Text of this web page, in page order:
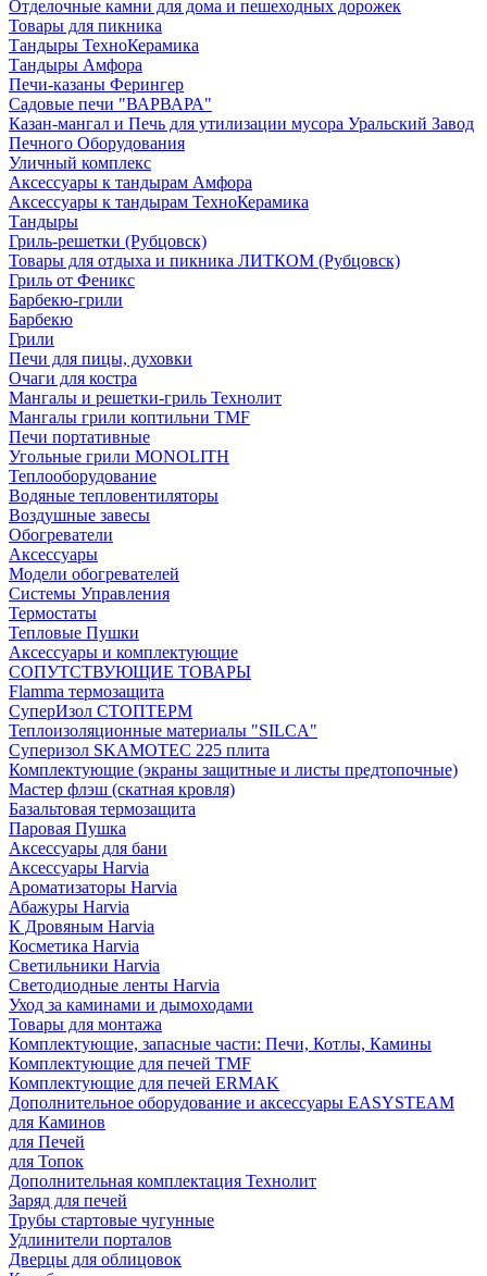
Отделочные камни для дома и пешеходных дорожек
Товары для пикника
Тандыры ТехноКерамика
Тандыры Амфора
Печи-казаны Ферингер
Садовые печи "ВАРВАРА"
Казан-мангал и Печь для утилизации мусора Уральский Завод
Печного Оборудования
Уличный комплекс
Аксессуары к тандырам Амфора
Аксессуары к тандырам ТехноКерамика
Тандыры
Гриль-решетки (Рубцовск)
Товары для отдыха и пикника ЛИТКОМ (Рубцовск)
Гриль от Феникс
Барбекю-грили
Барбекю
Грили
Печи для пицы, духовки
Очаги для костра
Мангалы и решетки-гриль Технолит
Мангалы грили коптильни TMF
Печи портативные
Угольные грили MONOLITH
Теплооборудование
Водяные тепловентиляторы
Воздушные завесы
Обогреватели
Аксессуары
Модели обогревателей
Системы Управления
Термостаты
Тепловые Пушки
Аксессуары и комплектующие
СОПУТСТВУЮЩИЕ ТОВАРЫ
Flamma термозащита
СуперИзол СТОПТЕРМ
Теплоизоляционные материалы "SILCA"
Суперизол SKAMOTEC 225 плита
Комплектующие (экраны защитные и листы предтопочные)
Мастер флэш (скатная кровля)
Базальтовая термозащита
Паровая Пушка
Аксессуары для бани
Аксессуары Harvia
Ароматизаторы Harvia
Абажуры Harvia
К Дровяным Harvia
Косметика Harvia
Светильники Harvia
Светодиодные ленты Harvia
Уход за каминами и дымоходами
Товары для монтажа
Комплектующие, запасные части: Печи, Котлы, Камины
Комплектующие для печей TMF
Комплектующие для печей ERMAK
Дополнительное оборудование и аксессуары EASYSTEAM
для Каминов
для Печей
для Топок
Дополнительная комплектация Технолит
Заряд для печей
Трубы стартовые чугунные
Удлинители порталов
Дверцы для облицовок